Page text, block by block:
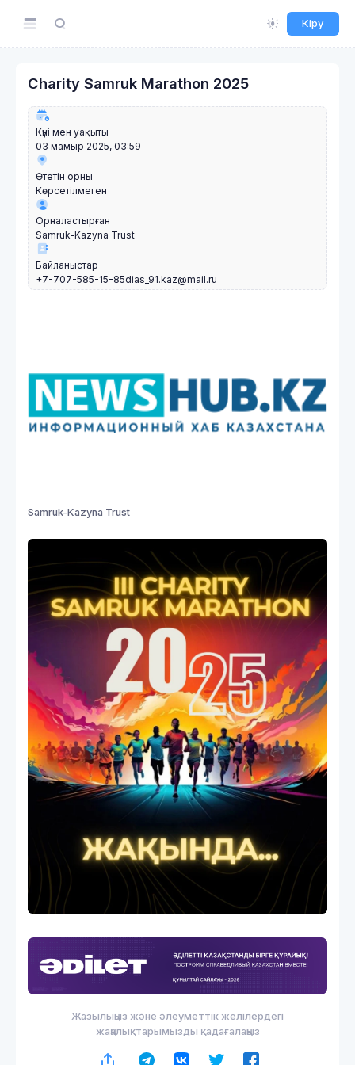
Кіру
Charity Samruk Marathon 2025
Күні мен уақыты
03 мамыр 2025, 03:59
Өтетін орны
Көрсетілмеген
Орналастырған
Samruk-Kazyna Trust
Байланыстар
+7-707-585-15-85dias_91.kaz@mail.ru
Samruk-Kazyna Trust
Жазылыңыз және әлеуметтік желілердегі
жаңалықтарымызды қадағалаңыз